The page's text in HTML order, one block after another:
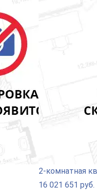
2-комнатная
16 021 651 руб.